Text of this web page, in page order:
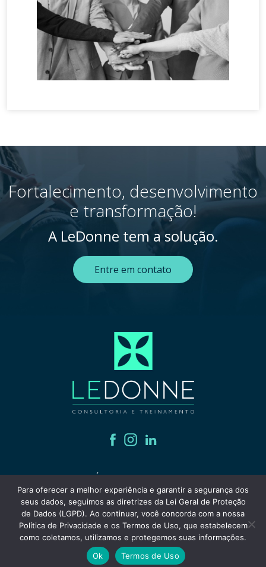
Fortalecimento, desenvolvimento
e transformação!
A LeDonne tem a solução.
Entre em contato
POLÍTICA DE PRIVACIDADE
CÓDIGO DE ÉTICA
LeDonne © 2025. Todos os direitos reservados | Desenvolvido por
criaturo
Para oferecer a melhor experiência e garantir a segurança dos
seus dados, seguimos as diretrizes da Lei Geral de Proteção
de Dados (LGPD). Ao continuar, você concorda com a nossa
Política de Privacidade e os Termos de Uso, que estabelecem
como coletamos, utilizamos e protegemos suas informações.
Ok
Termos de Uso